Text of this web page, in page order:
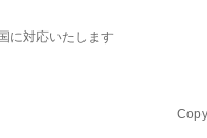
に対応いたします